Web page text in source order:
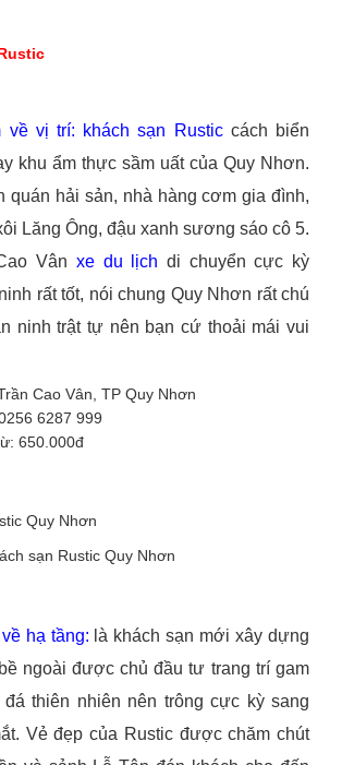
về vị trí: khách sạn Rusticcách biển
khu ẩm thực sầm uất của Quy Nhơn.
quán hải sản, nhà hàng cơm gia đình,
Lăng Ông, đậu xanh sương sáo cô 5.
Vân xe du lịch di chuyển cực kỳ
rất tốt, nói chung Quy Nhơn rất chú
ninh trật tự nên bạn cứ thoải mái vui
Cao Vân, TP Quy Nhơn
6287 999
650.000đ
sạn Rustic Quy Nhơn
hạ tầng: là khách sạn mới xây dựng
ngoài được chủ đầu tư trang trí gam
thiên nhiên nên trông cực kỳ sang
Vẻ đẹp của Rustic được chăm chút